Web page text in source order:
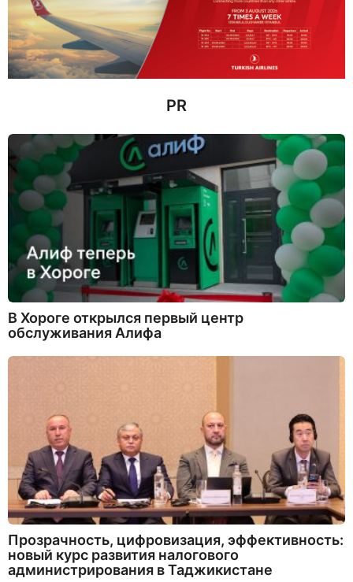
з
а
д
PR
В Хороге открылся первый центр
обслуживания Алифа
Прозрачность, цифровизация, эффективность:
новый курс развития налогового
администрирования в Таджикистане